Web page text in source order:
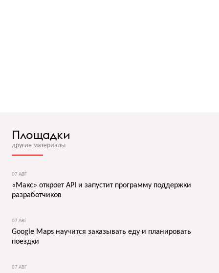
Площадки
другие материалы
07 АВГ
«Макс» откроет API и запустит программу поддержки
разработчиков
07 АВГ
Google Maps научится заказывать еду и планировать
поездки
07 АВГ